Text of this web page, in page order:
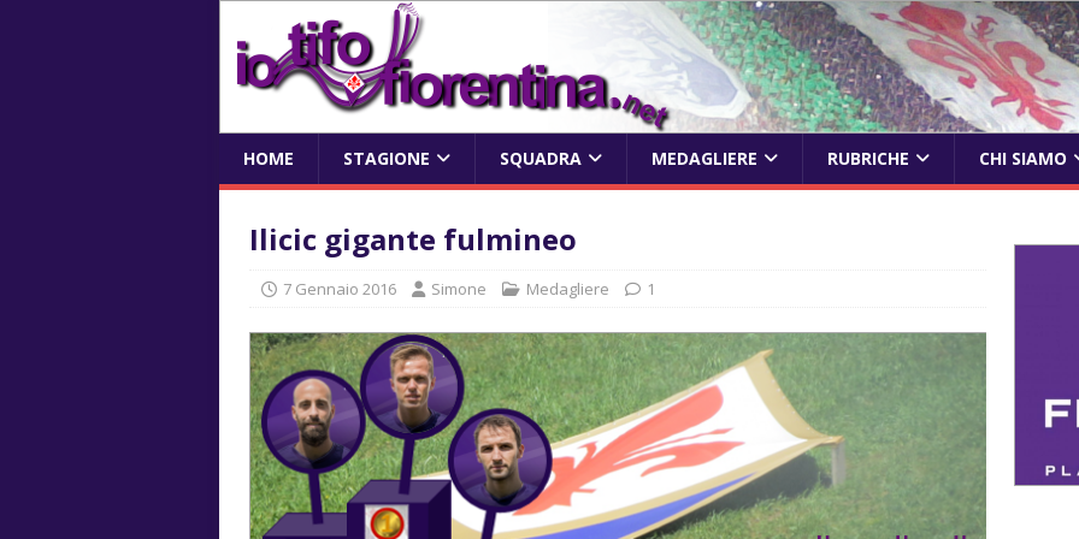
HOME STAGIONE SQUADRA MEDAGLIERE RUBRICHE CHI SIAMO
Ilicic gigante fulmineo
7 Gennaio 2016 Simone Medagliere 1